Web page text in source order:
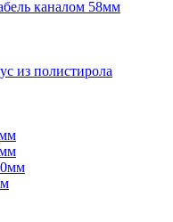
каналом 58мм
из полистирола